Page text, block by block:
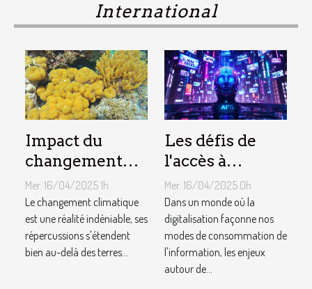
International
Impact du
changement
climatique sur
la biodiversité
marine analyse
et solutions
Mer. 16/04/2025 1h
Le changement climatique
est une réalité indéniable, ses
répercussions s'étendent
bien au-delà des terres...
Les défis de
l'accès à
l'information et
de la liberté de
presse à l'ère
numérique
Mer. 16/04/2025 0h
Dans un monde où la
digitalisation façonne nos
modes de consommation de
l'information, les enjeux
autour de...